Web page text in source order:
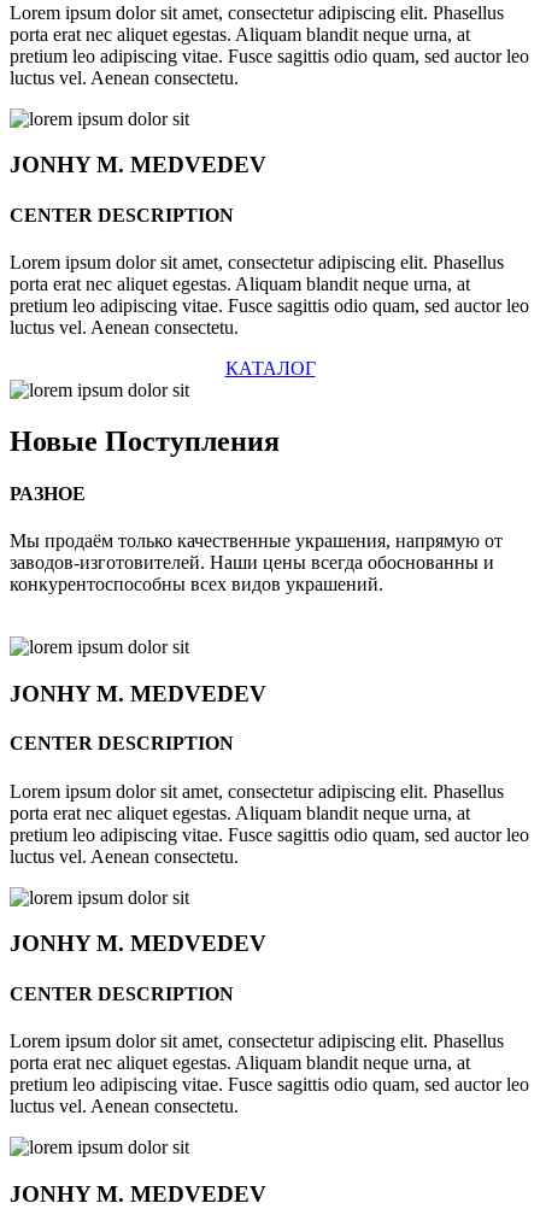
Lorem ipsum dolor sit amet, consectetur adipiscing elit. Phasellus
porta erat nec aliquet egestas. Aliquam blandit neque urna, at
pretium leo adipiscing vitae. Fusce sagittis odio quam, sed auctor leo
luctus vel. Aenean consectetu.
JONHYM. MEDVEDEV
CENTER DESCRIPTION
Lorem ipsum dolor sit amet, consectetur adipiscing elit. Phasellus
porta erat nec aliquet egestas. Aliquam blandit neque urna, at
pretium leo adipiscing vitae. Fusce sagittis odio quam, sed auctor leo
luctus vel. Aenean consectetu.
КАТАЛОГ
Новые Поступления
РАЗНОЕ
Мы продаём только качественные украшения, напрямую от
заводов-изготовителей. Наши цены всегда обоснованны и
конкурентоспособны всех видов украшений.
JONHYM. MEDVEDEV
CENTER DESCRIPTION
Lorem ipsum dolor sit amet, consectetur adipiscing elit. Phasellus
porta erat nec aliquet egestas. Aliquam blandit neque urna, at
pretium leo adipiscing vitae. Fusce sagittis odio quam, sed auctor leo
luctus vel. Aenean consectetu.
JONHYM. MEDVEDEV
CENTER DESCRIPTION
Lorem ipsum dolor sit amet, consectetur adipiscing elit. Phasellus
porta erat nec aliquet egestas. Aliquam blandit neque urna, at
pretium leo adipiscing vitae. Fusce sagittis odio quam, sed auctor leo
luctus vel. Aenean consectetu.
JONHYM. MEDVEDEV